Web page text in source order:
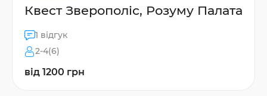
Квест Зверополіс, Розуму Палата
1 відгук
2-4(6)
від 1200 грн